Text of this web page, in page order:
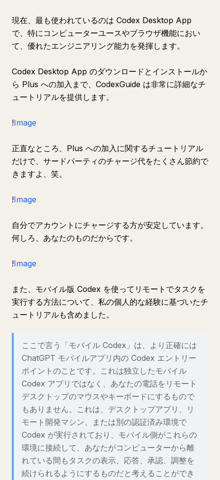
現在、最も使われているのは Codex Desktop App
で、特にコンピューターユースやブラウザ機能におい
て、優れたエンジニアリング能力を発揮します。
Codex Desktop App のダウンロードとインストールか
ら Plus への加入まで、CodexGuide は非常に詳細なチ
ュートリアルを提供します。
!Image
正直なところ、Plus への加入に関するチュートリアル
だけで、サードパーティのチャージ代をたくさん節約で
きますよ、笑。
!Image
自分でアカウントにチャージする方が安定しています。
何しろ、あなたのものだからです。
!Image
また、モバイル版 Codex を使ってリモートでタスクを
実行する方法について、私の個人的な経験に基づいたチ
ュートリアルも含めました。
ここで言う「モバイル Codex」は、より正確には
ChatGPT モバイルアプリ内の Codex エントリー
ポイントのことです。これは独立したモバイル
Codex アプリではなく、あなたの電話をリモート
デスクトップのマウスやキーボードにするもので
もありません。これは、デスクトップアプリ、リ
モート開発マシン、または別の認証済み環境で
Codex が実行されており、モバイル側がこれらの
環境に接続して、あなたがコンピューターから離
れている間もタスクの表示、応答、承認、調整を
続けられるようにするものだと考えることができ